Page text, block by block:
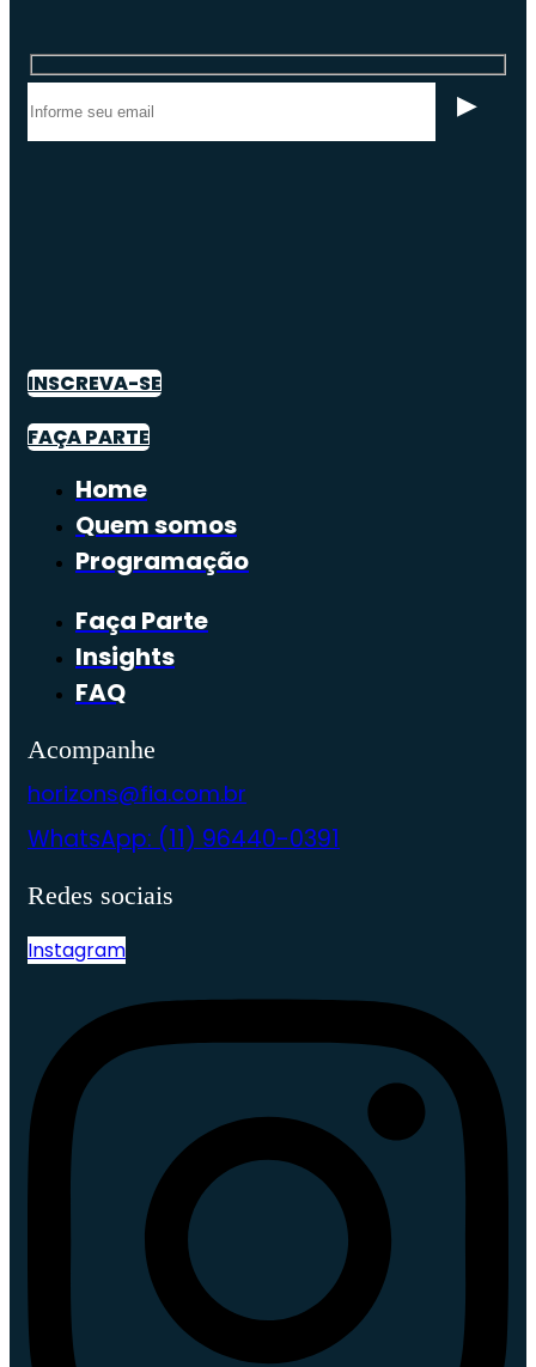
INSCREVA-SE
FAÇA PARTE
Home
Quem somos
Programação
Faça Parte
Insights
FAQ
Acompanhe
horizons@fia.com.br
WhatsApp: (11) 96440-0391
Redes sociais
Instagram